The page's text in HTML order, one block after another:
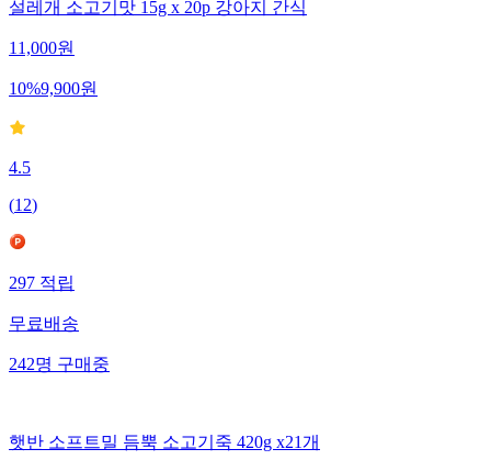
설레개 소고기맛 15g x 20p 강아지 간식
11,000원
10%9,900원
4.5
(12)
297적립
무료배송
242명구매중
햇반 소프트밀 듬뿍 소고기죽 420g x21개